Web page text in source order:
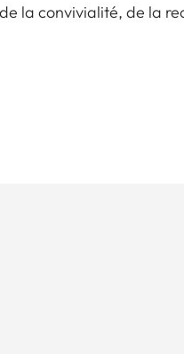
la convivialité, de la